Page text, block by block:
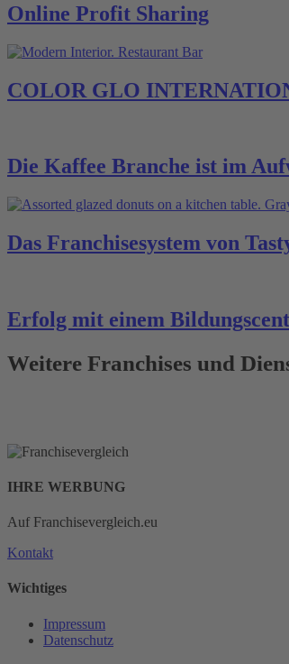
Online Profit Sharing
COLOR GLO
Die Kaffee Branche ist im
Das Franchisesystem von
Erfolg mit einem
Weitere Franchises und
IHRE WERBUNG
Auf Franchisevergleich.eu
Kontakt
Wichtiges
Impressum
Datenschutz